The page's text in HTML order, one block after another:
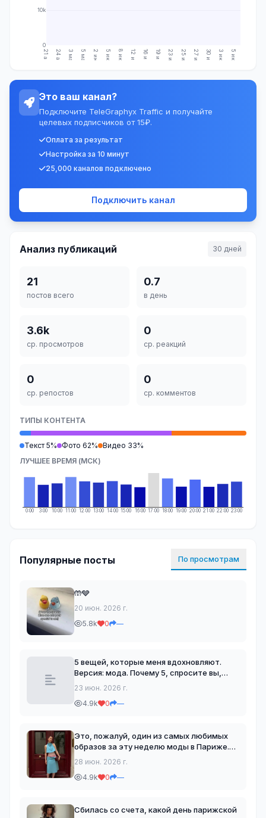
21 апр. 24 апр. 3 мая 5 мая 2 июн. 5 июн. 8 июн. 12 июн. 16 июн. 19 июн. 23 июн. 25 июн. 27 июн. 30 июн. 3 июл. 5 июл.
0
10k
Это ваш канал?
Подключите TeleGraphyx Traffic и получайте
целевых подписчиков от 15₽.
Оплата за результат
Настройка за 10 минут
25,000 каналов подключено
Подключить канал
Анализ публикаций 30 дней
21
постов всего
0.7
в день
3.6k
ср. просмотров
0
ср. реакций
0
ср. репостов
0
ср. комментов
ТИПЫ КОНТЕНТА
Текст 5% Фото 62% Видео 33%
ЛУЧШЕЕ ВРЕМЯ (МСК)
0:00 3:00 10:00 11:00 12:00 13:00 14:00 15:00 16:00 17:00 18:00 19:00 20:00 21:00 22:00 23:00
Популярные посты По просмотрам
🤲🩶
20 июн. 2026 г.
5.8k
0 —
5 вещей, которые меня вдохновляют.
Версия: мода. Почему 5, спросите вы,
если их 4? Все верно, 5 спрятан здесь:
видеть в своей коллекции и которые
23 июн. 2026 г.
4.9k
0 —
Это, пожалуй, один из самых любимых
образов за эту неделю моды в Париже.
Сочетание цветов, фактур, то, как
удивительно. Безмерно счастлива
28 июн. 2026 г.
4.9k
0 —
Сбилась со счета, какой день парижской